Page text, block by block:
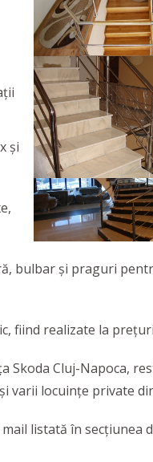
și
bulbar și praguri
fiind realizate la
Skoda Cluj-Napoca,
varii locuințe private
listată în secțiunea